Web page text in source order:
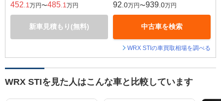
452 .1 万円〜485 .1 万円
新車見積もり(無料)
92 .0万円〜939 .0万円
中古車を検索
WRX STIの車買取相場を調べる
WRX STIを見た人はこんな車と比較しています